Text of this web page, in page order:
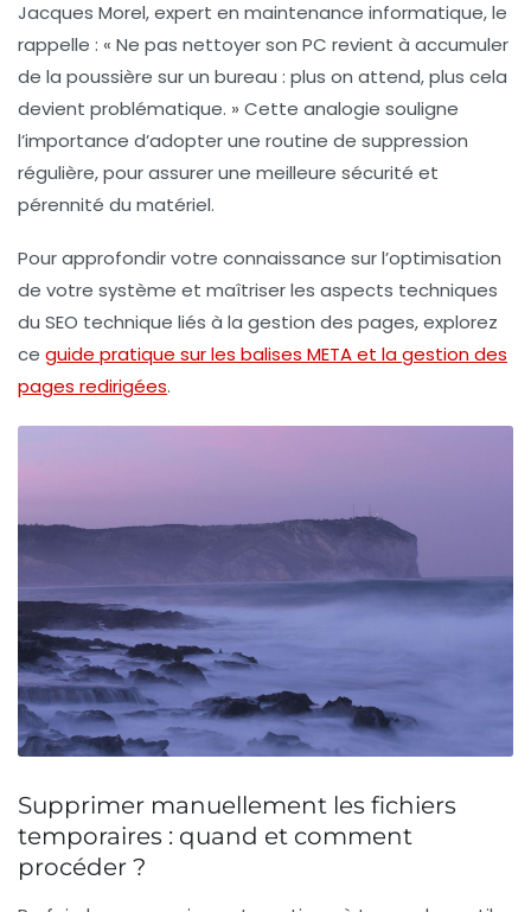
Jacques Morel, expert en maintenance informatique, le
rappelle : « Ne pas nettoyer son PC revient à accumuler
de la poussière sur un bureau : plus on attend, plus cela
devient problématique. » Cette analogie souligne
l’importance d’adopter une routine de suppression
régulière, pour assurer une meilleure sécurité et
pérennité du matériel.
Pour approfondir votre connaissance sur l’optimisation
de votre système et maîtriser les aspects techniques
du SEO technique liés à la gestion des pages, explorez
ce guide pratique sur les balises META et la gestion des
pages redirigées.
Supprimer manuellement les fichiers
temporaires : quand et comment
procéder ?